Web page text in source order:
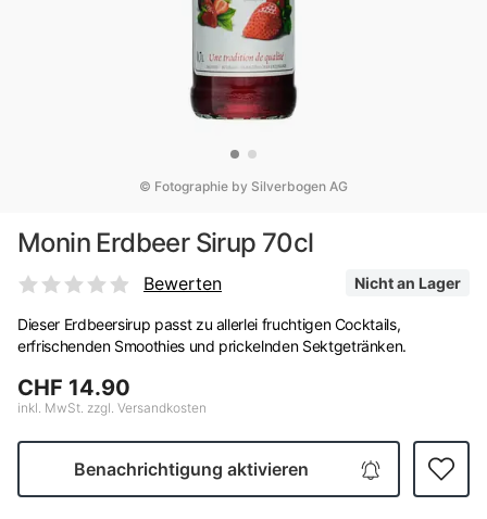
© Fotographie by Silverbogen AG
Monin Erdbeer Sirup 70cl
Bewerten Nicht an Lager
Dieser Erdbeersirup passt zu allerlei fruchtigen Cocktails,
erfrischenden Smoothies und prickelnden Sektgetränken.
CHF 14.90
inkl. MwSt. zzgl. Versandkosten
Benachrichtigung aktivieren